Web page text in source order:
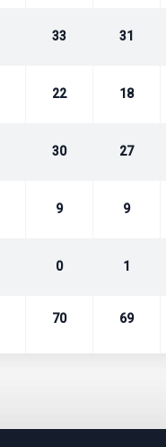
33 31
22 18
30 27
9 9
0 1
70 69